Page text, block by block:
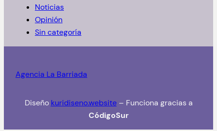
Noticias
Opinión
Sin categoría
Agencia La Barriada
Diseño kuridiseno.website– Funciona gracias a
CódigoSur